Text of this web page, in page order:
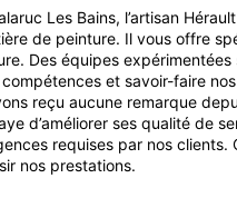
Les Bains, l’artisan
de peinture. Il vous offre
Des équipes
et savoir-faire
reçu aucune remarque
d’améliorer ses qualité de
requises par nos
nos prestations.